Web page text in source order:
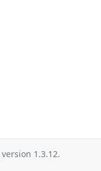
version 1.3.12.